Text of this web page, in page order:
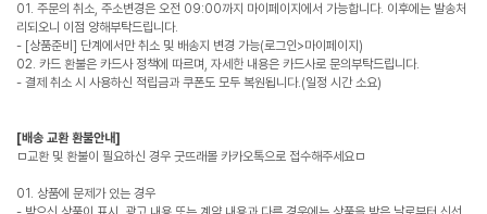
01. 주문의 취소, 주소변경은 오전 09:00까지 마이페이지에서 가능합니다. 이후에는 발송처
리되오니 이점 양해부탁드립니다.
- [상품준비] 단계에서만 취소 및 배송지 변경 가능(로그인>마이페이지)
02. 카드 환불은 카드사 정책에 따르며, 자세한 내용은 카드사로 문의부탁드립니다.
- 결제 취소 시 사용하신 적립금과 쿠폰도 모두 복원됩니다.(일정 시간 소요)
[배송 교환 환불안내]
ㅁ교환 및 환불이 필요하신 경우 굿뜨래몰 카카오톡으로 접수해주세요ㅁ
01. 상품에 문제가 있는 경우